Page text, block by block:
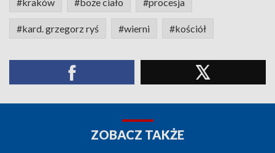
#kard. grzegorz ryś #wierni #kościół
ZOBACZ TAKŻE